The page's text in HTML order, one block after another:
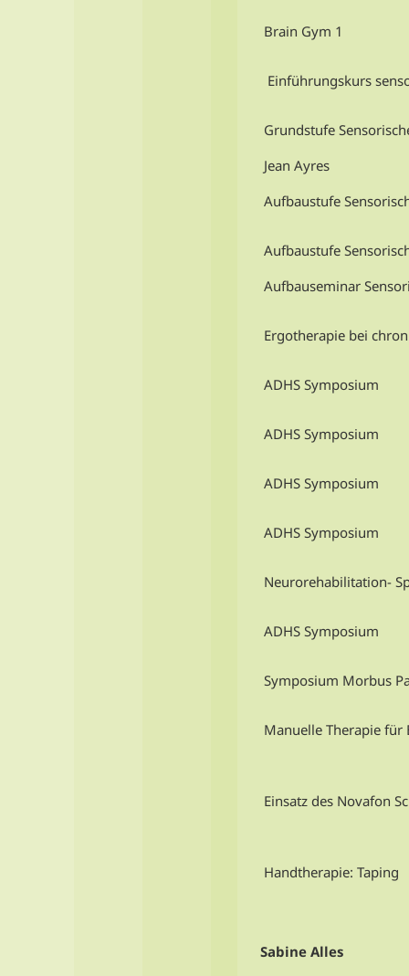
Brain Gym 1
Einführungskurs
Grundstufe
Jean Ayres
Aufbaustufe
Aufbaustufe
Aufbauseminar
Ergotherapie bei
ADHS Symposium
ADHS Symposium
ADHS Symposium
ADHS Symposium
Neurorehabilitation-
ADHS Symposium
Symposium Morbus
Manuelle Therapie für
Einsatz des Novafon
Handtherapie: Taping
Sabine Alles